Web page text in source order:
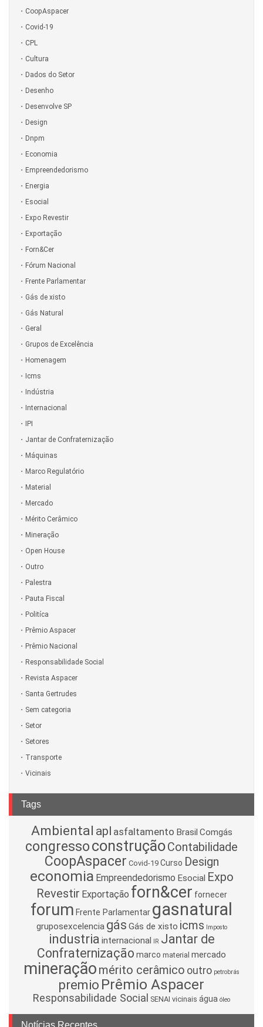
CoopAspacer
Covid-19
CPL
Cultura
Dados do Setor
Desenho
Desenvolve SP
Design
Dnpm
Economia
Empreendedorismo
Energia
Esocial
Expo Revestir
Exportação
Forn&Cer
Fórum Nacional
Frente Parlamentar
Gás de xisto
Gás Natural
Geral
Grupos de Excelência
Homenagem
Icms
Indústria
Internacional
IPI
Jantar de Confraternização
Máquinas
Marco Regulatório
Material
Mercado
Mérito Cerâmico
Mineração
Open House
Outro
Palestra
Pauta Fiscal
Politíca
Prêmio Aspacer
Prêmio Nacional
Responsabilidade Social
Revista Aspacer
Santa Gertrudes
Sem categoria
Setor
Setores
Transporte
Vicinais
Tags
Ambiental apl asfaltamento Brasil Comgás
congressoconstruçãoContabilidade
CoopAspacer Covid-19 Curso Design
economia Empreendedorismo Esocial Expo
Revestir Exportação forn&cer fornecer
forum Frente Parlamentar gasnatural
gruposexcelencia gás Gás de xisto icms Imposto
industria internacional IR Jantar de
Confraternização marco material mercado
mineração mérito cerâmico outro petrobrás
premio Prêmio Aspacer
Responsabilidade Social SENAI vicinais água óleo
Notícias Recentes